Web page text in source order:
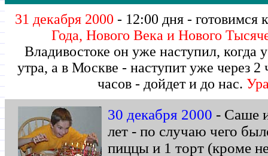
31 декабря 2000 - 12:00 дня - готовимся
Года, Нового Века и Нового
Владивостоке он уже наступил, когда
утра, а в Москве - наступит уже через 2
часов - дойдет и до нас.
30 декабря 2000 - Саше
лет - по случаю чего
пиццы и 1 торт (кроме